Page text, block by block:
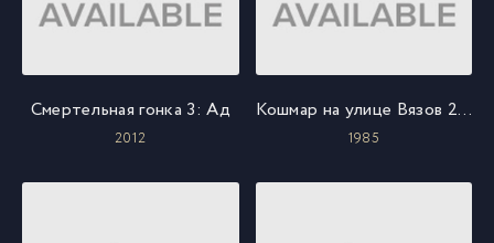
Смертельная гонка 3: Ад
2012
Кошмар на улице Вязов 2: Месть Фредди
1985